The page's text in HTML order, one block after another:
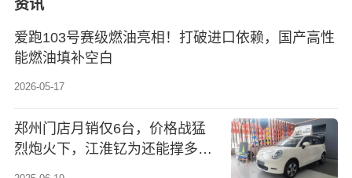
资讯
爱跑103号赛级燃油亮相！打破进口依赖，国产高性
能燃油填补空白
2026-05-17
郑州门店月销仅6台，价格战猛
烈炮火下，江淮钇为还能撑多